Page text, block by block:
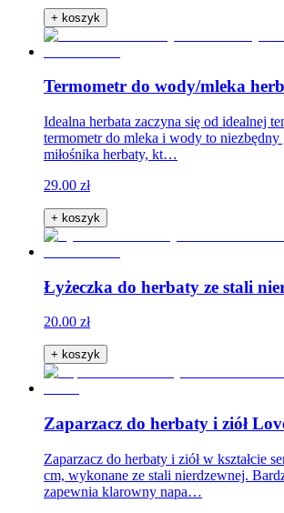
+ koszyk
Termometr do wody/mleka
Idealna herbata zaczyna się od idealnej
termometr do mleka i wody to niezbędny
miłośnika herbaty, kt…
29.00 zł
+ koszyk
Łyżeczka do herbaty ze stali
20.00 zł
+ koszyk
Zaparzacz do herbaty i ziół
Zaparzacz do herbaty i ziół w kształcie
cm, wykonane ze stali nierdzewnej.
zapewnia klarowny napa…